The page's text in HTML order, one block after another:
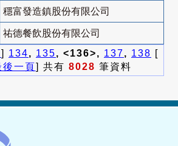
穩富發造鎮股份有限公司
祐德餐飲股份有限公司
] 134, 135, <136>, 137, 138 [
後一頁] 共有 8028 筆資料